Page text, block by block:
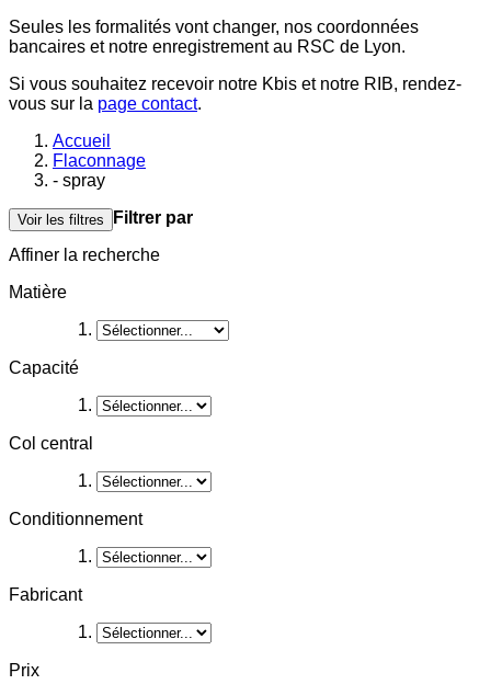
Seules les formalités vont changer, nos coordonnées
bancaires et notre enregistrement au RSC de Lyon.
Si vous souhaitez recevoir notre Kbis et notre RIB, rendez-
vous sur la page contact.
Accueil
Flaconnage
- spray
Voir les filtres
Filtrer par
Affiner la recherche
Matière
Capacité
Col central
Conditionnement
Fabricant
Prix